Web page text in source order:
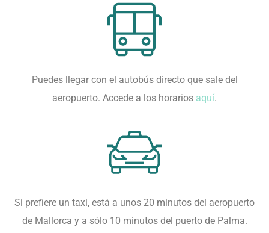
Puedes llegar con el autobús directo que sale del
aeropuerto. Accede a los horarios aquí.
Si prefiere un taxi, está a unos 20 minutos del aeropuerto
de Mallorca y a sólo 10 minutos del puerto de Palma.